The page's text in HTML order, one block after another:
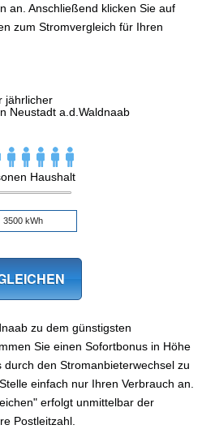
an. Anschließend klicken Sie auf
zum Stromvergleich für Ihren
jährlicher
Neustadt a.d.Waldnaab
Haushalt
zu dem günstigsten
Sie einen Sofortbonus in Höhe
den Stromanbieterwechsel zu
einfach nur Ihren Verbrauch an.
erfolgt unmittelbar der
Postleitzahl.